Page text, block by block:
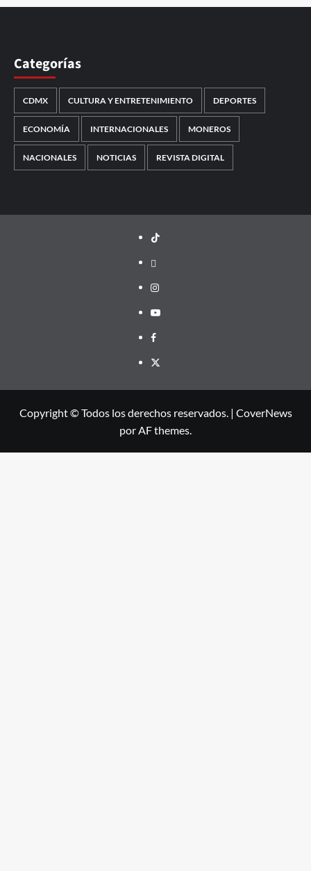
Categorías
CDMX CULTURA Y ENTRETENIMIENTO DEPORTES
ECONOMÍA INTERNACIONALES MONEROS
NACIONALES NOTICIAS REVISTA DIGITAL
TikTok
threads
Instagram
Youtube
Facebook
X
Copyright © Todos los derechos reservados. | CoverNews
por AF themes.